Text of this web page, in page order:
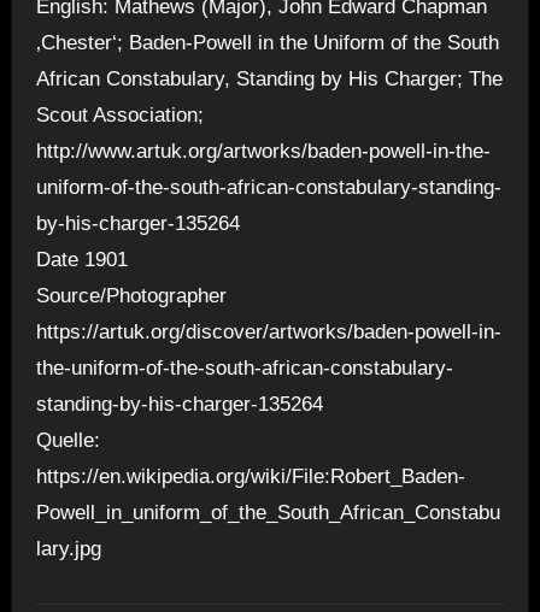
English: Mathews (Major), John Edward Chapman
‚Chester‘; Baden-Powell in the Uniform of the South
African Constabulary, Standing by His Charger; The
Scout Association;
http://www.artuk.org/artworks/baden-powell-in-the-
uniform-of-the-south-african-constabulary-standing-
by-his-charger-135264
Date 1901
Source/Photographer
https://artuk.org/discover/artworks/baden-powell-in-
the-uniform-of-the-south-african-constabulary-
standing-by-his-charger-135264
Quelle:
https://en.wikipedia.org/wiki/File:Robert_Baden-
Powell_in_uniform_of_the_South_African_Constabu
lary.jpg